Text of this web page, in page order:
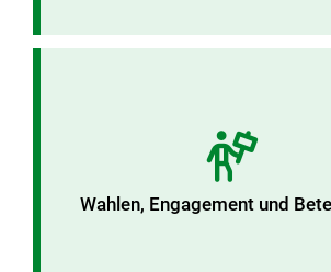
Wahlen, Engagement und